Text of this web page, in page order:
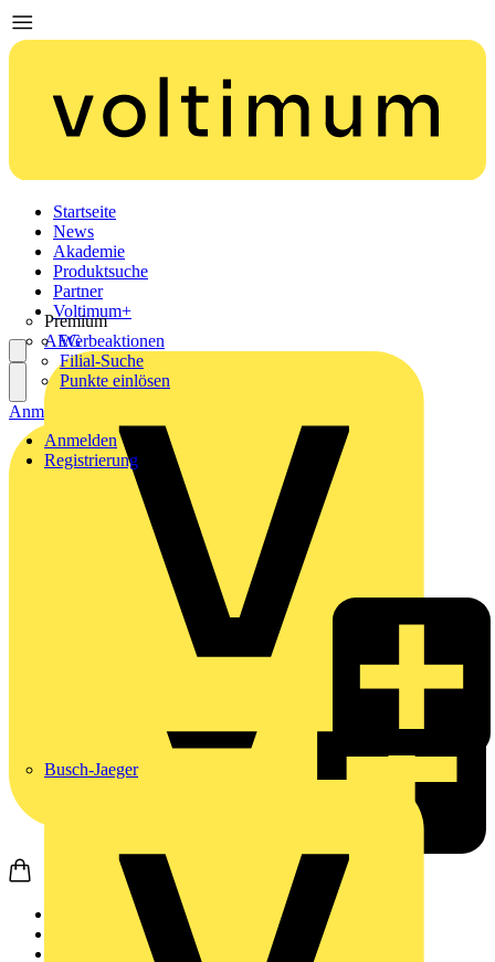
Startseite
News
Akademie
Produktsuche
Partner
Premium
AEG
Busch-Jaeger
Voltimum+
Werbeaktionen
Filial-Suche
Punkte einlösen
Anmelden
Registrierung
Anmelden